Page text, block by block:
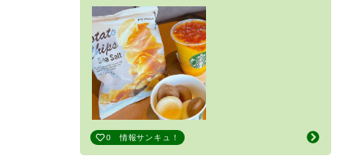
0 情報サンキュ！